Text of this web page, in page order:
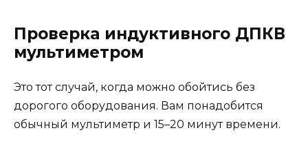
Проверка индуктивного ДПКВ
мультиметром
Это тот случай, когда можно обойтись без
дорогого оборудования. Вам понадобится
обычный мультиметр и 15–20 минут времени.